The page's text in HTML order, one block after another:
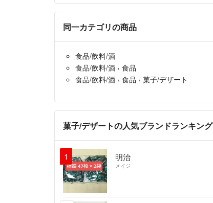
同一カテゴリの商品
食品/飲料/酒
食品/飲料/酒 › 食品
食品/飲料/酒 › 食品 › 菓子/デザート
菓子/デザートの人気ブランドランキング
1 明治
メイジ